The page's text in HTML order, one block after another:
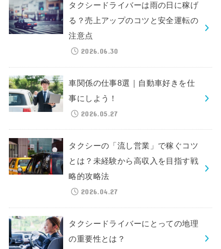
タクシードライバーは雨の日に稼げ
る？売上アップのコツと安全運転の
注意点
2026.06.30
車関係の仕事8選｜自動車好きを仕
事にしよう！
2026.05.27
タクシーの「流し営業」で稼ぐコツ
とは？未経験から高収入を目指す戦
略的攻略法
2026.04.27
タクシードライバーにとっての地理
の重要性とは？